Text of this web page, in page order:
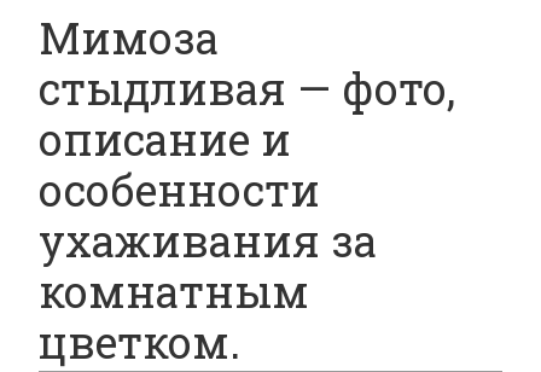
Мимоза
стыдливая — фото,
описание и
особенности
ухаживания за
комнатным
цветком.